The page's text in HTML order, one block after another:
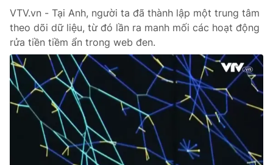
VTV.vn - Tại Anh, người ta đã thành lập một trung tâm
theo dõi dữ liệu, từ đó lần ra manh mối các hoạt động
rửa tiền tiềm ẩn trong web đen.